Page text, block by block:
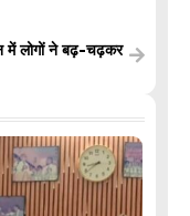
में लोगों ने बढ़-चढ़कर